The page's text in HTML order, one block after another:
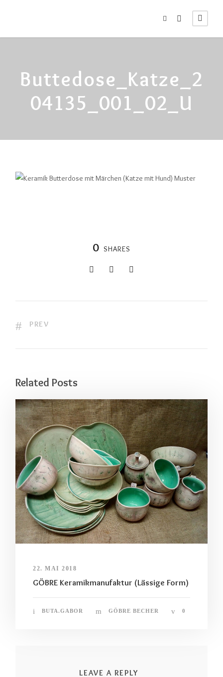
Buttedose_Katze_2
04135_001_02_U
0 SHARES
PREV
Related Posts
22. MAI 2018
GÖBRE Keramikmanufaktur (Lässige Form)
BUTA.GABOR GÖBRE BECHER 0
LEAVE A REPLY